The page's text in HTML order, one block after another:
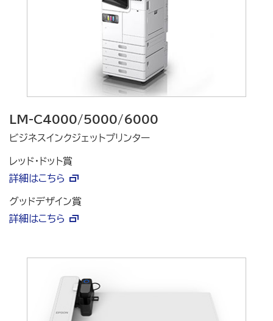
LM-C4000/5000/6000
ビジネスインクジェットプリンター
レッド・ドット賞
詳細はこちら
グッドデザイン賞
詳細はこちら